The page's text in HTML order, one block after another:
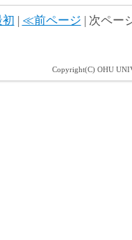
| ≪前ページ | 次ペ
Copyright(C) OHU